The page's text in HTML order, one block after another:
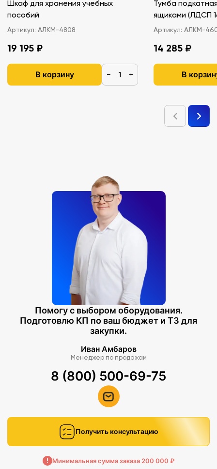
Шкаф для хранения учебных
пособий
Артикул: АЛКМ-4808
19 195 ₽
В корзину − +
Тумба
ящиками
Артикул: АЛКМ-
14 285 ₽
В
Помогу с выбором оборудования.
Подготовлю КП по ваш бюджет и ТЗ для
закупки.
Иван Амбаров
Менеджер по продажам
8 (800) 500-69-75
Получить консультацию
Минимальная сумма заказа 200 000 ₽